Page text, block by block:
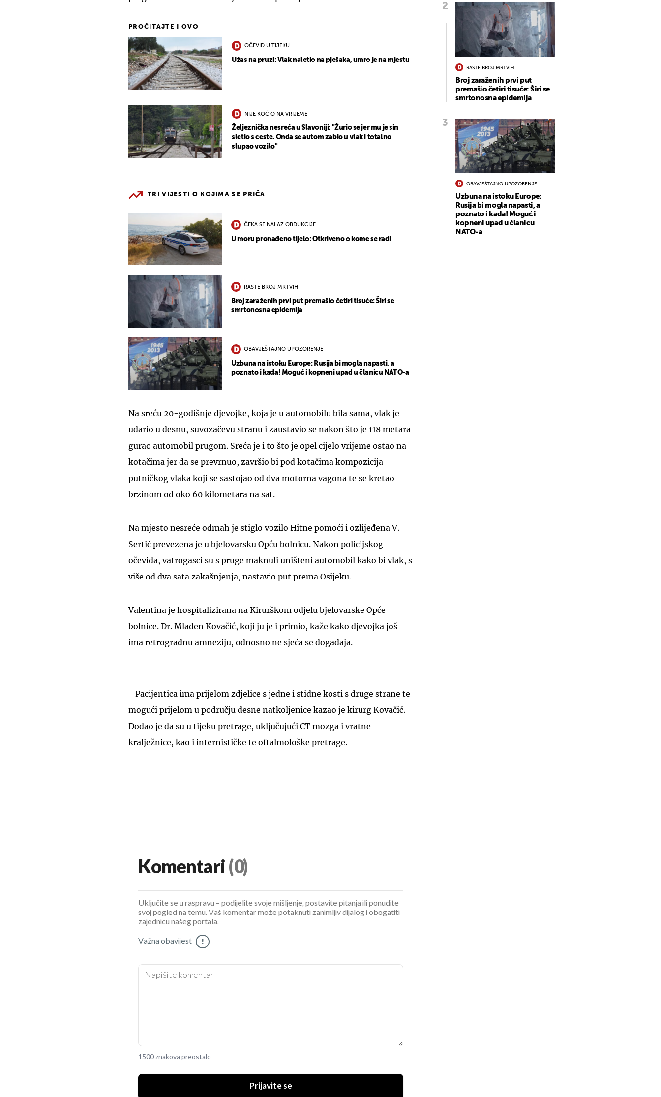
PROČITAJTE I OVO
OČEVID U TIJEKU
Užas na pruzi: Vlak naletio na pješaka, umro je na mjestu
NIJE KOČIO NA VRIJEME
Željeznička nesreća u Slavoniji: "Žurio se jer mu je sin
sletio s ceste. Onda se autom zabio u vlak i totalno
slupao vozilo"
TRI VIJESTI O KOJIMA SE PRIČA
ČEKA SE NALAZ OBDUKCIJE
U moru pronađeno tijelo: Otkriveno o kome se radi
RASTE BROJ MRTVIH
Broj zaraženih prvi put premašio četiri tisuće: Širi se
smrtonosna epidemija
OBAVJEŠTAJNO UPOZORENJE
Uzbuna na istoku Europe: Rusija bi mogla napasti, a
poznato i kada! Moguć i kopneni upad u članicu NATO-a
Na sreću 20-godišnje djevojke, koja je u automobilu bila sama, vlak je
udario u desnu, suvozačevu stranu i zaustavio se nakon što je 118 metara
gurao automobil prugom. Sreća je i to što je opel cijelo vrijeme ostao na
kotačima jer da se prevrnuo, završio bi pod kotačima kompozicija
putničkog vlaka koji se sastojao od dva motorna vagona te se kretao
brzinom od oko 60 kilometara na sat.
Na mjesto nesreće odmah je stiglo vozilo Hitne pomoći i ozlijeđena V.
Sertić prevezena je u bjelovarsku Opću bolnicu. Nakon policijskog
očevida, vatrogasci su s pruge maknuli uništeni automobil kako bi vlak, s
više od dva sata zakašnjenja, nastavio put prema Osijeku.
Valentina je hospitalizirana na Kirurškom odjelu bjelovarske Opće
bolnice. Dr. Mladen Kovačić, koji ju je i primio, kaže kako djevojka još
ima retrogradnu amneziju, odnosno ne sjeća se događaja.
- Pacijentica ima prijelom zdjelice s jedne i stidne kosti s druge strane te
mogući prijelom u području desne natkoljenice kazao je kirurg Kovačić.
Dodao je da su u tijeku pretrage, uključujući CT mozga i vratne
kralježnice, kao i internističke te oftalmološke pretrage.
RASTE BROJ MRTVIH
Broj zaraženih prvi put
premašio četiri tisuće: Širi se
smrtonosna epidemija
OBAVJEŠTAJNO UPOZORENJE
Uzbuna na istoku Europe:
Rusija bi mogla napasti, a
poznato i kada! Moguć i
kopneni upad u članicu
NATO-a
Komentari (0)
Uključite se u raspravu – podijelite svoje mišljenje, postavite pitanja ili ponudite
svoj pogled na temu. Vaš komentar može potaknuti zanimljiv dijalog i obogatiti
zajednicu našeg portala.
Važna obavijest !
1500 znakova preostalo
Prijavite se